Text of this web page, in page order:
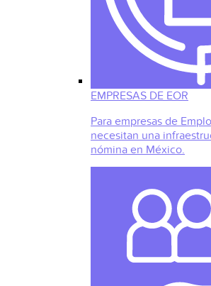
EMPRESAS DE EOR
Para empresas de
necesitan una
nómina en México.